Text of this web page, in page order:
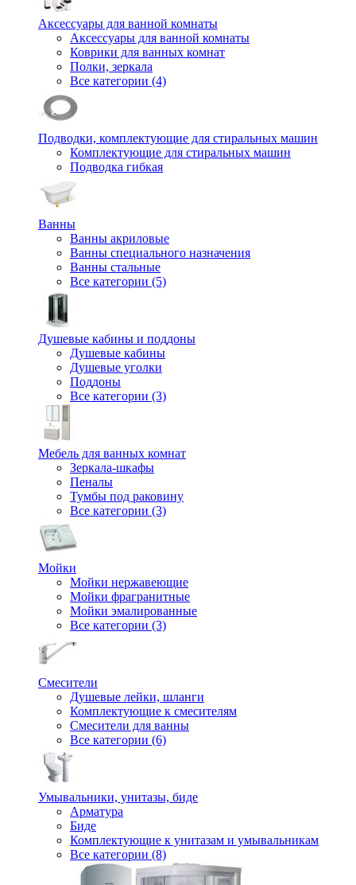
Аксессуары для ванной комнаты
Аксессуары для ванной комнаты
Коврики для ванных комнат
Полки, зеркала
Все категории (4)
Подводки, комплектующие для стиральных машин
Комплектующие для стиральных машин
Подводка гибкая
Ванны
Ванны акриловые
Ванны специального назначения
Ванны стальные
Все категории (5)
Душевые кабины и поддоны
Душевые кабины
Душевые уголки
Поддоны
Все категории (3)
Мебель для ванных комнат
Зеркала-шкафы
Пеналы
Тумбы под раковину
Все категории (3)
Мойки
Мойки нержавеющие
Мойки фрагранитные
Мойки эмалированные
Все категории (3)
Смесители
Душевые лейки, шланги
Комплектующие к смесителям
Смесители для ванны
Все категории (6)
Умывальники, унитазы, биде
Арматура
Биде
Комплектующие к унитазам и умывальникам
Все категории (8)